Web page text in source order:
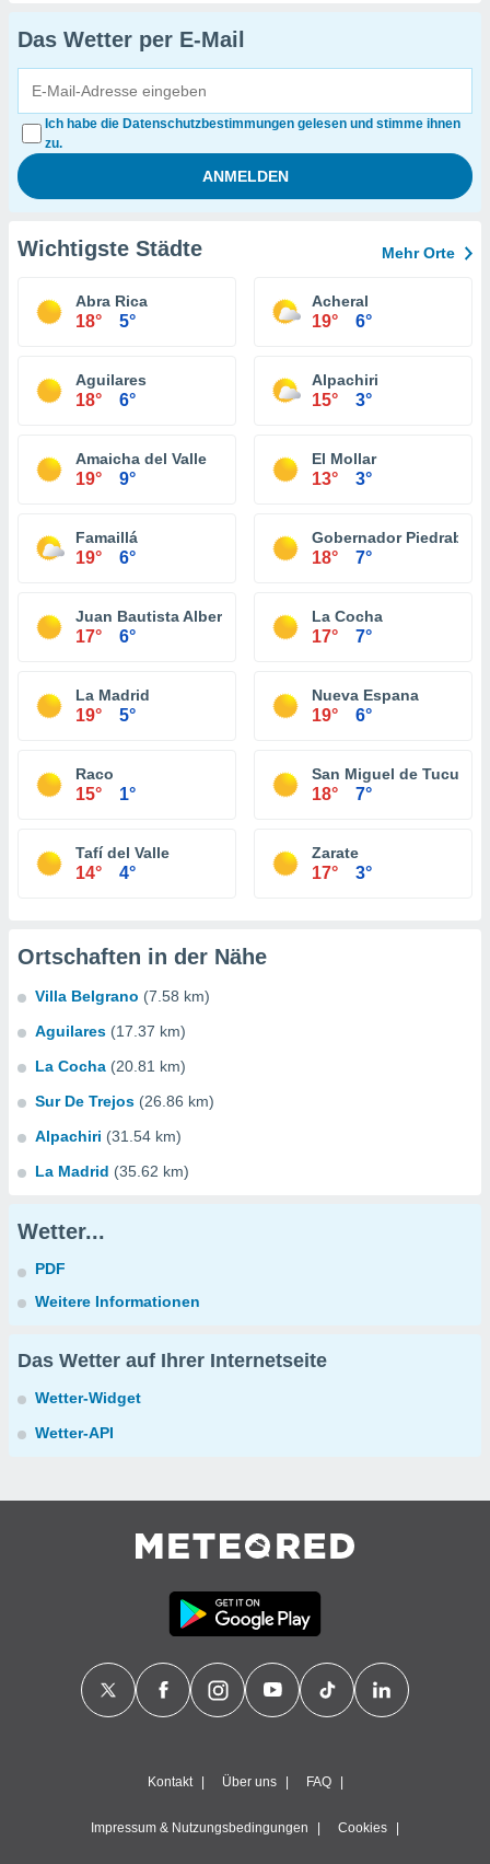
Das Wetter per E-Mail
Ich habe die Datenschutzbestimmungen gelesen und stimme ihnen
zu.
Wichtigste Städte Mehr Orte
Abra Rica
18° 5°
Acheral
19° 6°
Aguilares
18° 6°
Alpachiri
15° 3°
Amaicha del Valle
19° 9°
El Mollar
13° 3°
Famaillá
19° 6°
Gobernador
18° 7°
Juan Bautista Alberdi
17° 6°
La Cocha
17° 7°
La Madrid
19° 5°
Nueva Espana
19° 6°
Raco
15° 1°
San Miguel de Tucumán
18° 7°
Tafí del Valle
14° 4°
Zarate
17° 3°
Ortschaften in der Nähe
Villa Belgrano (7.58 km)
Aguilares (17.37 km)
La Cocha (20.81 km)
Sur De Trejos (26.86 km)
Alpachiri (31.54 km)
La Madrid (35.62 km)
Wetter...
PDF
Weitere Informationen
Das Wetter auf Ihrer Internetseite
Wetter-Widget
Wetter-API
Kontakt Über uns FAQ
Impressum & Nutzungsbedingungen Cookies